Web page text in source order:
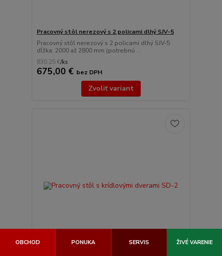
Pracovný stôl nerezový s 2 policami dlhý SJV-5
Pracovný stôl nerezový s 2 policami dlhý SJV-5
dĺžka: 2000 až 2800 mm (potrebnú ...
830,25 €/ks
675,00 € bez DPH
Zvoliť variant
OBCHOD PONUKA SERVIS ŽIVÉ VARENIE